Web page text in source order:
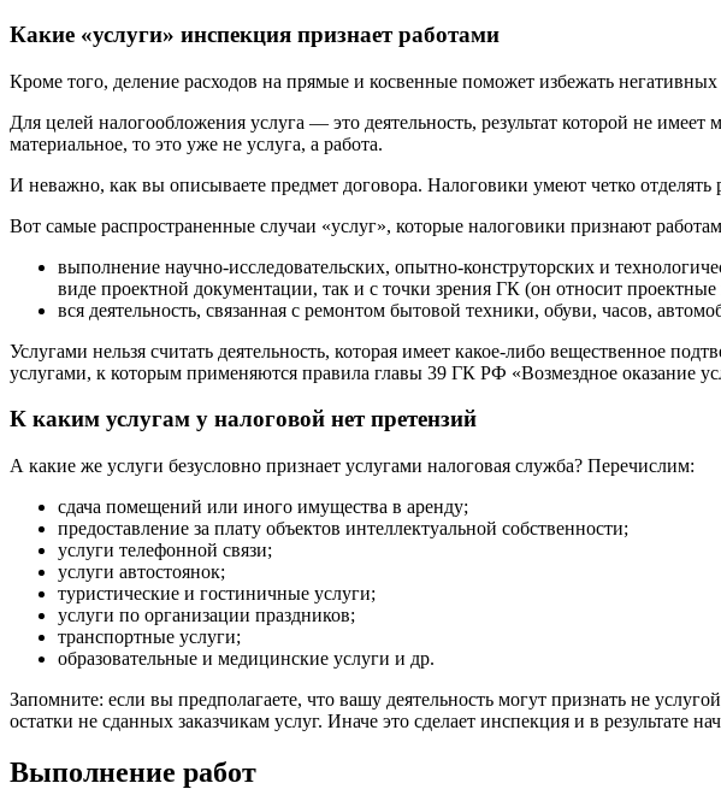
Какие «услуги» инспекция признает работами
Кроме того, деление расходов на прямые и косвенные поможет избежать
Для целей налогообложения услуга — это деятельность, результат которой не
материальное, то это уже не услуга, а работа.
И неважно, как вы описываете предмет договора. Налоговики умеют четко отделять
Вот самые распространенные случаи «услуг», которые налоговики признают
выполнение научно-исследовательских, опытно-конструторских и
виде проектной документации, так и с точки зрения ГК (он относит
вся деятельность, связанная с ремонтом бытовой техники, обуви, часов,
Услугами нельзя считать деятельность, которая имеет какое-либо вещественное
услугами, к которым применяются правила главы 39 ГК РФ «Возмездное оказание
К каким услугам у налоговой нет претензий
А какие же услуги безусловно признает услугами налоговая служба? Перечислим:
сдача помещений или иного имущества в аренду;
предоставление за плату объектов интеллектуальной собственности;
услуги телефонной связи;
услуги автостоянок;
туристические и гостиничные услуги;
услуги по организации праздников;
транспортные услуги;
образовательные и медицинские услуги и др.
Запомните: если вы предполагаете, что вашу деятельность могут признать не
остатки не сданных заказчикам услуг. Иначе это сделает инспекция и в результате
Выполнение работ